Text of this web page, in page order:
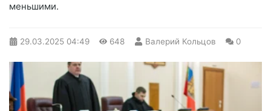
меньшими.
29.03.2025 04:49 648 Валерий Кольцов 0